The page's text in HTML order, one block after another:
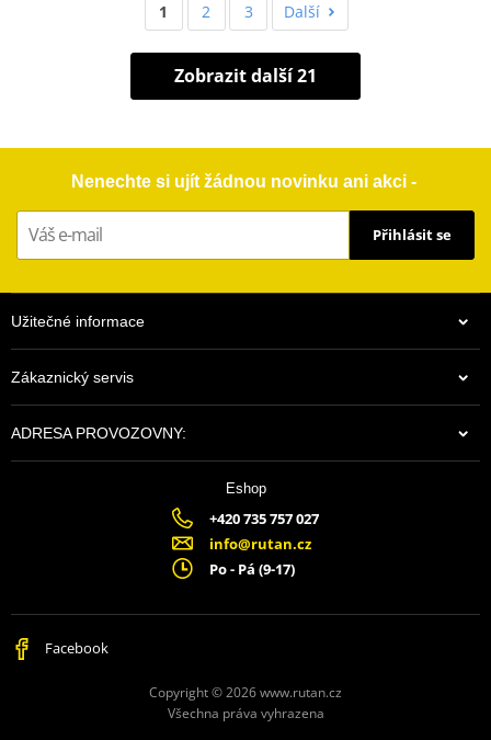
1 2 3 Další
Zobrazit další 21
Nenechte si ujít žádnou novinku ani akci -
Přihlásit se
Užitečné informace
Zákaznický servis
ADRESA PROVOZOVNY:
Eshop
+420 735 757 027
info@rutan.cz
Po - Pá (9-17)
Facebook
Copyright © 2026 www.rutan.cz
Všechna práva vyhrazena